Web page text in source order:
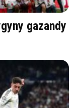
gazandy